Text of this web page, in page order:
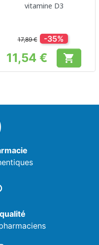
vitamine D3
17,89 € -35%
Prix
11,54 € 